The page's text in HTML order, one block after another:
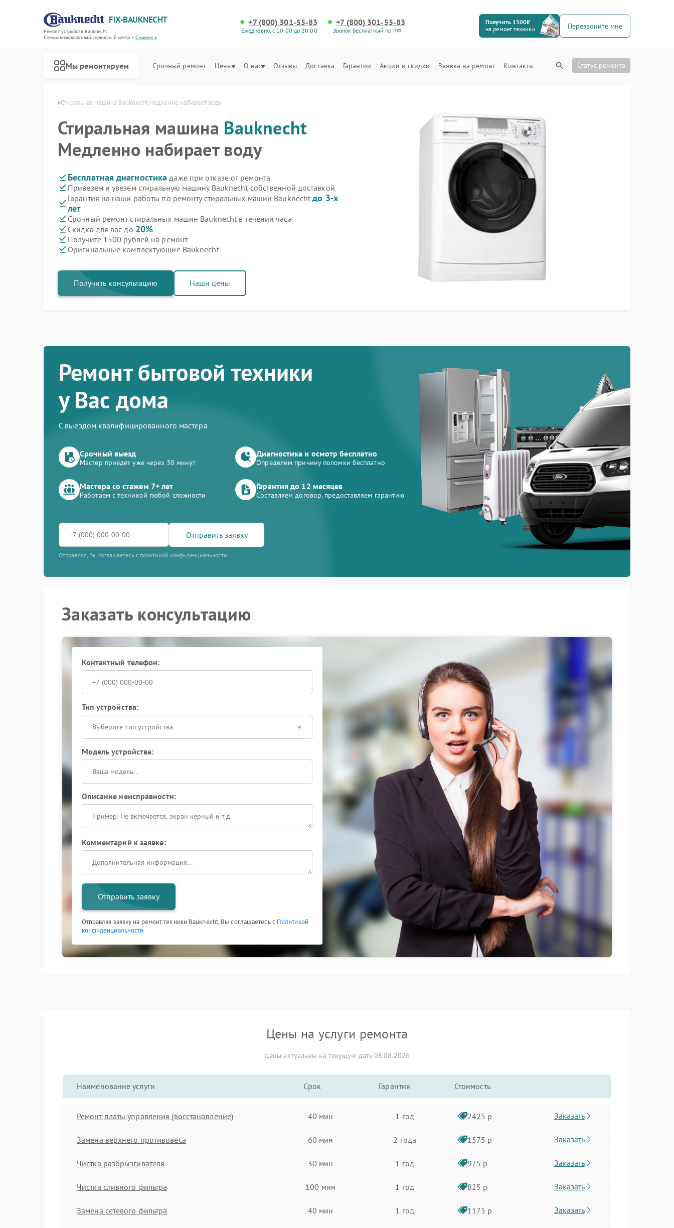
FIX-BAUKNECHT
Ремонт устройств Bauknecht
Специализированный cервисный центр г.Смоленск
+7 (800) 301-55-83
Ежедневно, с 10:00 до 20:00
+7 (800) 301-55-83
Звонок бесплатный по РФ
Получить 1500₽
на ремонт техники
Перезвоните мне
Мы ремонтируем Срочный ремонт Цены О нас Отзывы Доставка Гарантии Акции и скидки Заявка на ремонт Контакты Статус ремонта
в Смоленске Стиральная машина Bauknecht медленно набирает воду
Стиральная машина Bauknecht
Медленно набирает воду
Бесплатная диагностика даже при отказе от ремонта
Привезем и увезем стиральную машину Bauknecht собственной доставкой
Гарантия на наши работы по ремонту стиральных машин Bauknechtдо 3-х
лет
Срочный ремонт стиральных машин Bauknecht в течении часа
Скидка для вас до 20%
Получите 1500 рублей на ремонт
Оригинальные комплектующие Bauknecht
Получить консультацию Наши цены
Ремонт бытовой техники
у Вас дома
С выездом квалифицированного мастера
Срочный выезд
Мастер приедет уже через 30 минут
Диагностика и осмотр бесплатно
Определим причину поломки бесплатно
Мастера со стажем 7+ лет
Работаем с техникой любой сложности
Гарантия до 12 месяцев
Составляем договор, предоставляем гарантию
Отправить заявку
Отправляя, Вы соглашаетесь с политикой конфиденциальности
Заказать консультацию
Контактный телефон:
Тип устройства:
Выберите тип устройства
Модель устройства:
Описание неисправности:
Комментарий к заявке:
Отправить заявку
Отправляя заявку на ремонт техники Bauknecht, Вы соглашаетесь с Политикой
конфиденциальности
Цены на услуги ремонта
Цены актуальны на текущую дату 08.08.2026
Наименование услуги Срок Гарантия Стоимость
Ремонт платы управления (восстановление) 40 мин 1 год 2425 р Заказать
Замена верхнего противовеса 60 мин 2 года 1575 р Заказать
Чистка разбрызгивателя 30 мин 1 год 975 р Заказать
Чистка сливного фильтра 100 мин 1 год 825 р Заказать
Замена сетевого фильтра 40 мин 1 год 1175 р Заказать